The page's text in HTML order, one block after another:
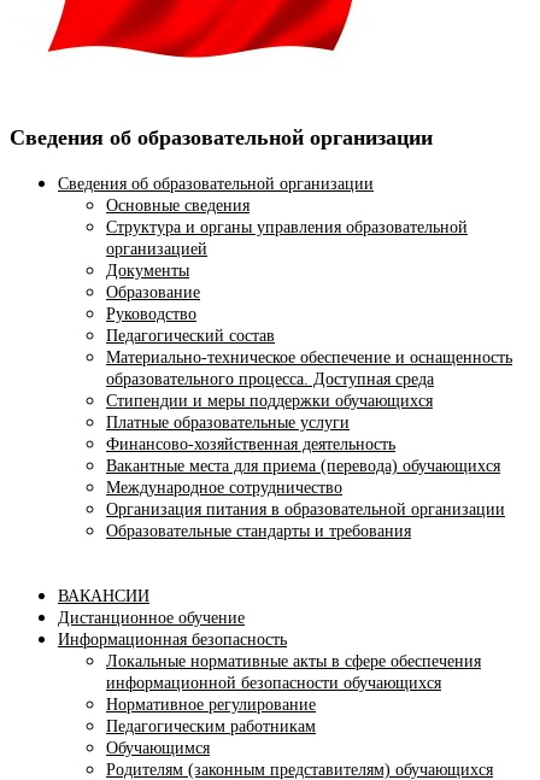
Сведения об образовательной организации
Сведения об образовательной организации
Основные сведения
Структура и органы управления образовательной
организацией
Документы
Образование
Руководство
Педагогический состав
Материально-техническое обеспечение и оснащенность
образовательного процесса. Доступная среда
Стипендии и меры поддержки обучающихся
Платные образовательные услуги
Финансово-хозяйственная деятельность
Вакантные места для приема (перевода) обучающихся
Международное сотрудничество
Организация питания в образовательной организации
Образовательные стандарты и требования
ВАКАНСИИ
Дистанционное обучение
Информационная безопасность
Локальные нормативные акты в сфере обеспечения
информационной безопасности обучающихся
Нормативное регулирование
Педагогическим работникам
Обучающимся
Родителям (законным представителям) обучающихся